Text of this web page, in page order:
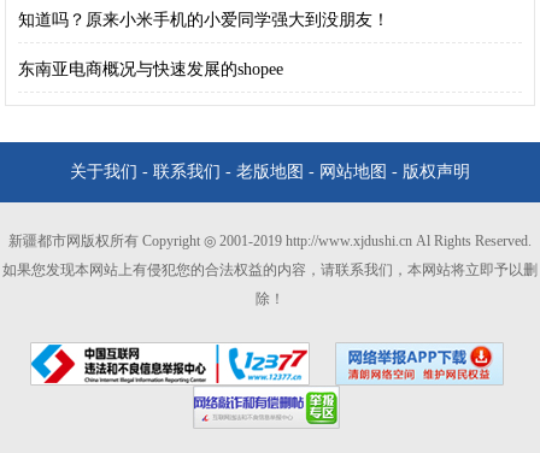
知道吗？原来小米手机的小爱同学强大到没朋友！
东南亚电商概况与快速发展的shopee
关于我们 - 联系我们 - 老版地图 - 网站地图 - 版权声明
新疆都市网版权所有 Copyright ◎ 2001-2019 http://www.xjdushi.cn Al Rights Reserved.
如果您发现本网站上有侵犯您的合法权益的内容，请联系我们，本网站将立即予以删
除！